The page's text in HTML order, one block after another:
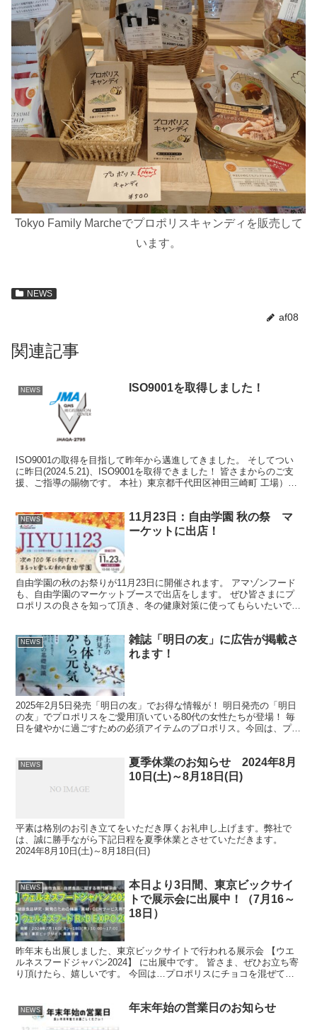
Tokyo Family Marcheでプロポリスキャンディを販売して
います。
NEWS
af08
関連記事
NEWS ISO9001を取得しました！
ISO9001の取得を目指して昨年から邁進してきました。 そしてつい
に昨日(2024.5.21)、ISO9001を取得できました！ 皆さまからのご支
援、ご指導の賜物です。 本社）東京都千代田区神田三崎町 工場）茨
NEWS
11月23日：自由学園 秋の祭 マ
ーケットに出店！
自由学園の秋のお祭りが11月23日に開催されます。 アマゾンフード
も、自由学園のマーケットブースで出店をします。 ぜひ皆さまにプ
ロポリスの良さを知って頂き、冬の健康対策に使ってもらいたいで
NEWS
雑誌「明日の友」に広告が掲載さ
れます！
2025年2月5日発売「明日の友」でお得な情報が！ 明日発売の「明日
の友」でプロポリスをご愛用頂いている80代の女性たちが登場！ 毎
日を健やかに過ごすための必須アイテムのプロポリス。今回は、プロ
NEWS
夏季休業のお知らせ 2024年8月
10日(土)～8月18日(日)
平素は格別のお引き立てをいただき厚くお礼申し上げます。弊社で
は、誠に勝手ながら下記日程を夏季休業とさせていただきます。
2024年8月10日(土)～8月18日(日)
NEWS
本日より3日間、東京ビックサイ
トで展示会に出展中！（7月16～
18日）
昨年末も出展しました、東京ビックサイトで行われる展示会 【ウエ
ルネスフードジャパン2024】 に出展中です。 皆さま、ぜひお立ち寄
り頂けたら、嬉しいです。 今回は…プロポリスにチョコを混ぜてみ
NEWS 年末年始の営業日のお知らせ